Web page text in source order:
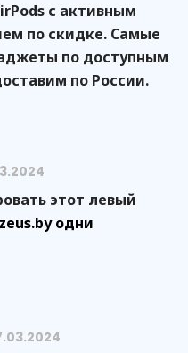
с активным
по скидке. Самые
по доступным
по России.
этот левый
одни